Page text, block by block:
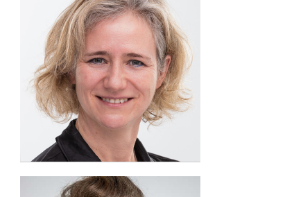
06 - 19 43 80 68
Samen groeien, ik ben VOOR.
Lees meer
Anne-Marie Kamphuis